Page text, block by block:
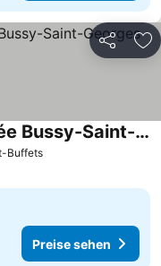
Teilen
Buffets
Kyriad ECO - Marne-la-Vallée Bussy-Saint-Georges
Preise sehen